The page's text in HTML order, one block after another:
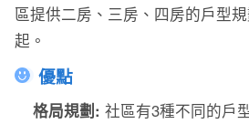
區提供二房、三房、四房的戶型
起。
優點
格局規劃:社區有3種不同的戶